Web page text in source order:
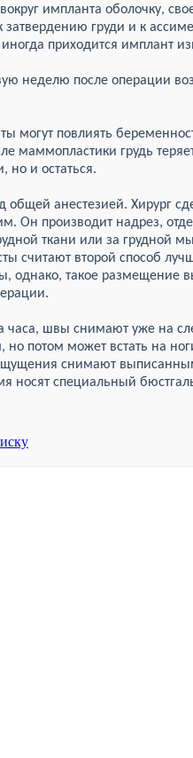
импланта оболочку,
затвердению груди и к
иногда приходится имплант
неделю после операции
могут повлиять
маммопластики грудь
но и остаться.
общей анестезией. Хирург
Он производит надрез,
ткани или за грудной
считают второй способ
однако, такое размещение
часа, швы снимают уже на
но потом может встать на
снимают
носят специальный